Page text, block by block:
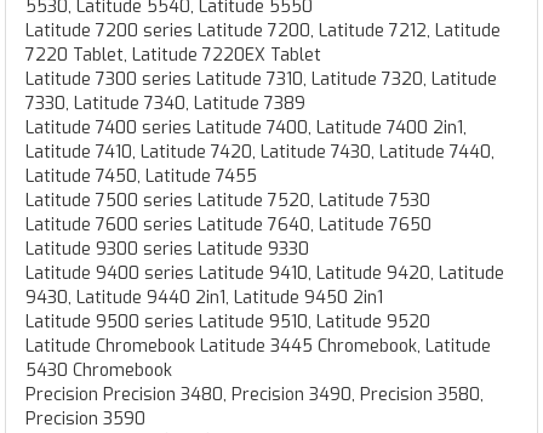
5530, Latitude 5540, Latitude 5550
Latitude 7200 series Latitude 7200, Latitude 7212, Latitude
7220 Tablet, Latitude 7220EX Tablet
Latitude 7300 series Latitude 7310, Latitude 7320, Latitude
7330, Latitude 7340, Latitude 7389
Latitude 7400 series Latitude 7400, Latitude 7400 2in1,
Latitude 7410, Latitude 7420, Latitude 7430, Latitude 7440,
Latitude 7450, Latitude 7455
Latitude 7500 series Latitude 7520, Latitude 7530
Latitude 7600 series Latitude 7640, Latitude 7650
Latitude 9300 series Latitude 9330
Latitude 9400 series Latitude 9410, Latitude 9420, Latitude
9430, Latitude 9440 2in1, Latitude 9450 2in1
Latitude 9500 series Latitude 9510, Latitude 9520
Latitude Chromebook Latitude 3445 Chromebook, Latitude
5430 Chromebook
Precision Precision 3480, Precision 3490, Precision 3580,
Precision 3590